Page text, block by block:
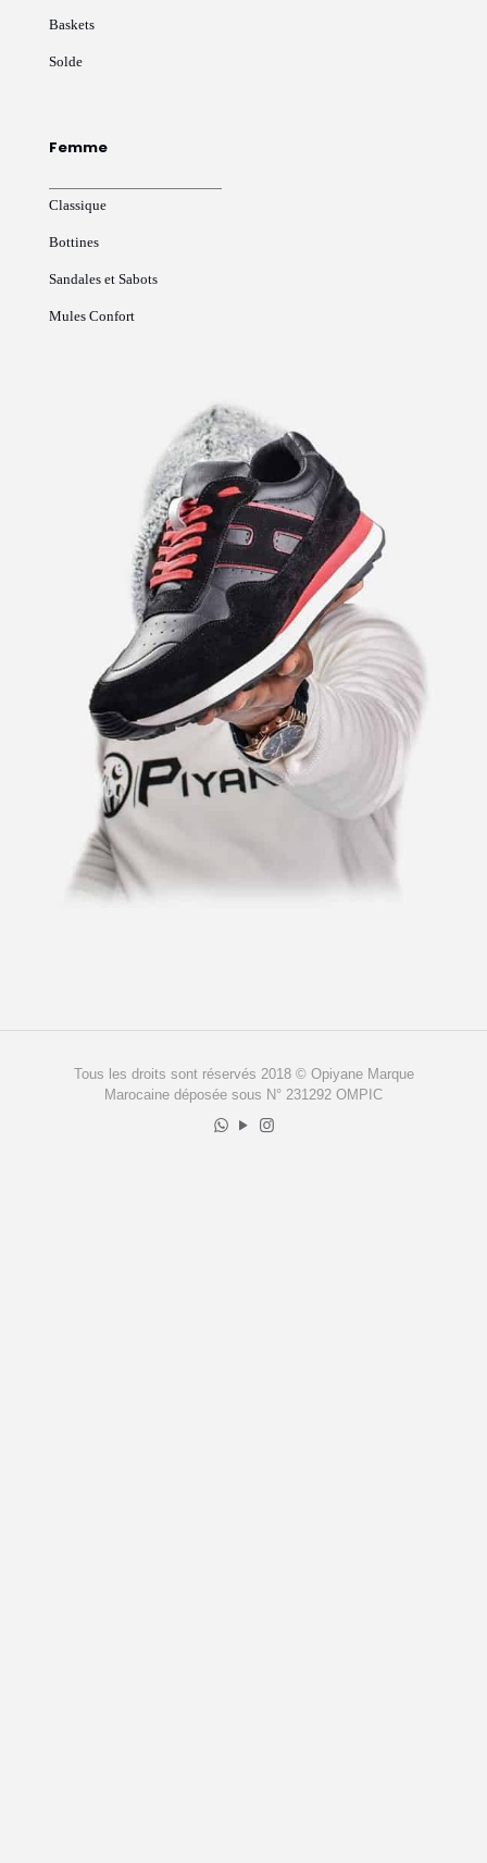
Baskets
Solde
Femme
Classique
Bottines
Sandales et Sabots
Mules Confort
Tous les droits sont réservés 2018 © Opiyane Marque
Marocaine déposée sous N° 231292 OMPIC